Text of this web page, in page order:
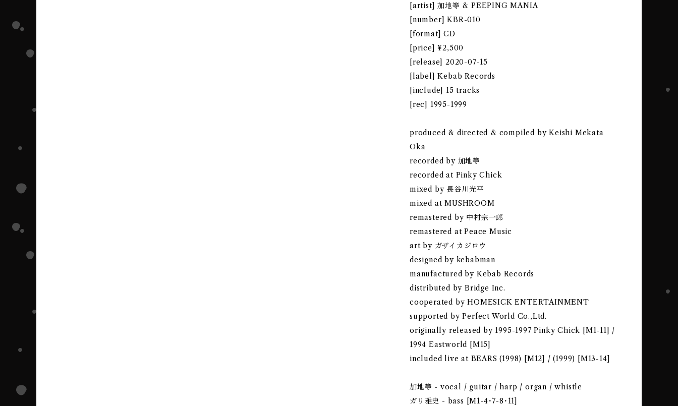
[artist] 加地等 & PEEPING MANIA
[number] KBR-010
[format] CD
[price] ¥2,500
[release] 2020-07-15
[label] Kebab Records
[include] 15 tracks
[rec] 1995-1999
produced & directed & compiled by Keishi Mekata
Oka
recorded by 加地等
recorded at Pinky Chick
mixed by 長谷川光平
mixed at MUSHROOM
remastered by 中村宗一郎
remastered at Peace Music
art by ガザイカジロウ
designed by kebabman
manufactured by Kebab Records
distributed by Bridge Inc.
cooperated by HOMESICK ENTERTAINMENT
supported by Perfect World Co.,Ltd.
originally released by 1995-1997 Pinky Chick [M1-11] /
1994 Eastworld [M15]
included live at BEARS (1998) [M12] / (1999) [M13-14]
加地等 - vocal / guitar / harp / organ / whistle
ガリ雅史 - bass [M1-4･7-8･11]